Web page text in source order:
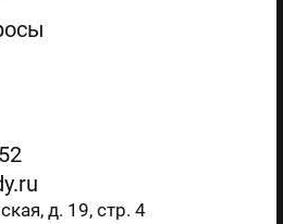
д. 19, стр. 4